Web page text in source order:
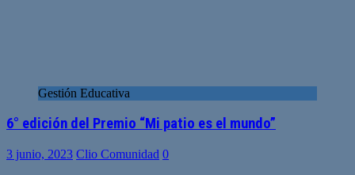
Gestión Educativa
6° edición del Premio “Mi patio es el mundo”
3 junio, 2023 Clio Comunidad 0